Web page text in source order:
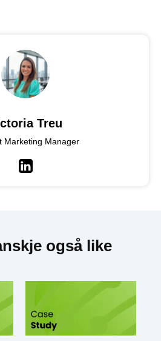
Treu
Marketing Manager
Linkedin
også like